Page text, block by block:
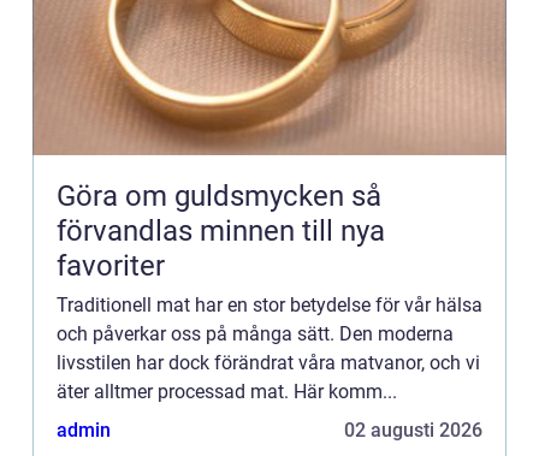
Göra om guldsmycken så
förvandlas minnen till nya
favoriter
Traditionell mat har en stor betydelse för vår hälsa
och påverkar oss på många sätt. Den moderna
livsstilen har dock förändrat våra matvanor, och vi
äter alltmer processad mat. Här komm...
admin
02 augusti 2026